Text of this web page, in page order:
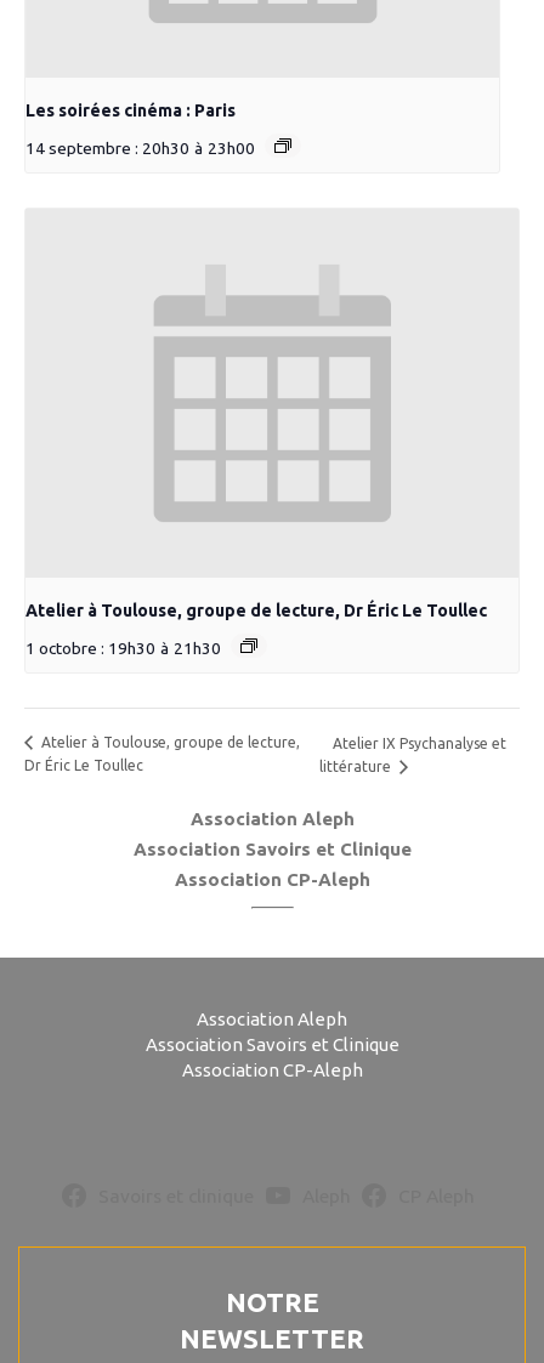
Les soirées cinéma : Paris
14 septembre : 20h30 à 23h00
Atelier à Toulouse, groupe de lecture, Dr Éric Le Toullec
1 octobre : 19h30 à 21h30
Atelier à Toulouse, groupe de lecture,
Dr Éric Le Toullec
Atelier IX Psychanalyse et
littérature
Association Aleph
Association Savoirs et Clinique
Association CP-Aleph
Association Aleph
Association Savoirs et Clinique
Association CP-Aleph
NOTRE
NEWSLETTER